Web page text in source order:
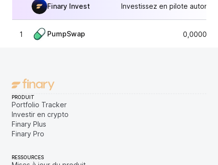
Finary Invest Investissez en pilote
1 PumpSwap
PRODUIT
Portfolio Tracker
Investir en crypto
Finary Plus
Finary Pro
RESSOURCES